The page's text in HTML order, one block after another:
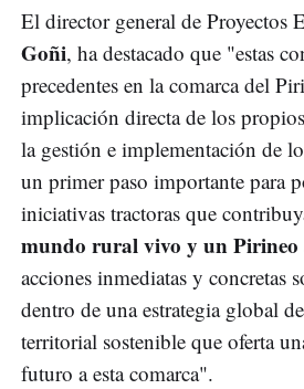
El director general de Proyectos
Goñi, ha destacado que "estas
precedentes en la comarca del
implicación directa de los
la gestión e implementación de
un primer paso importante para
iniciativas tractoras que
mundo rural vivo y un Pirineo
acciones inmediatas y concretas
dentro de una estrategia global
territorial sostenible que oferta
futuro a esta comarca".